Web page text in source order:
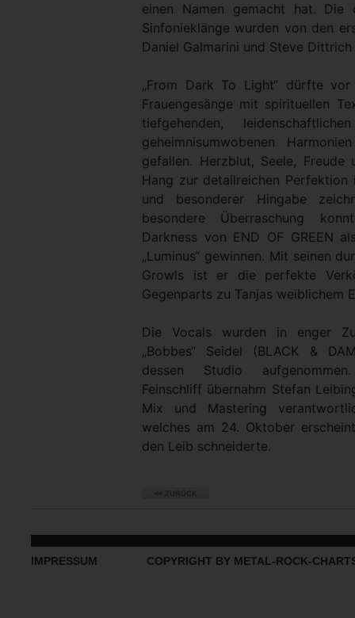
einen Namen gemacht hat. Die
Sinfonieklänge wurden von den
Daniel Galmarini und Steve
„From Dark To Light“ dürfte
Frauengesänge mit spirituellen
tiefgehenden,
geheimnisumwobenen
gefallen. Herzblut, Seele,
Hang zur detailreichen
und besonderer Hingabe
besondere Überraschung
Darkness von END OF GREEN
„Luminus“ gewinnen. Mit seinen
Growls ist er die perfekte
Gegenparts zu Tanjas weiblichem
Die Vocals wurden in enger
„Bobbes“ Seidel (BLACK &
dessen Studio
Feinschliff übernahm Stefan
Mix und Mastering
welches am 24. Oktober
den Leib schneiderte.
IMPRESSUM COPYRIGHT BY METAL-ROCK-